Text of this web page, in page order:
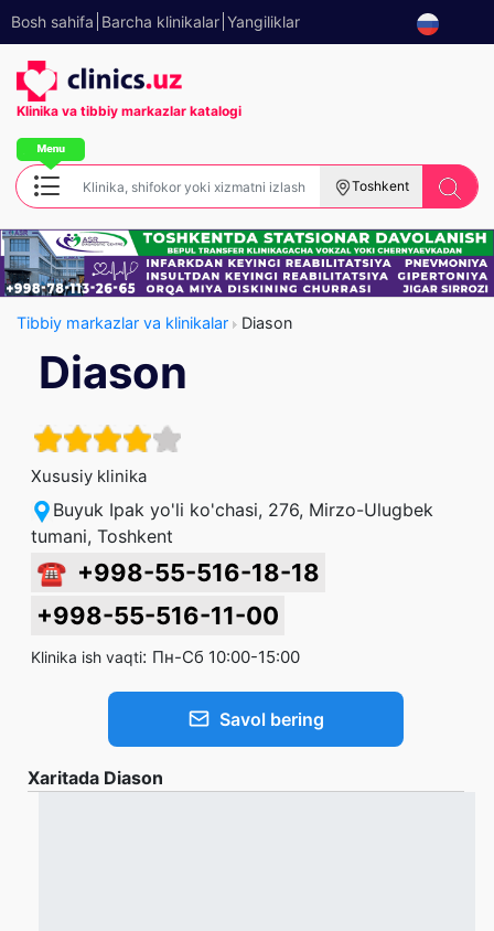
Bosh sahifa Barcha klinikalar Yangiliklar
Klinika va tibbiy markazlar katalogi
Toshkent
Tibbiy markazlar va klinikalar Diason
Diason
Xususiy klinika
Buyuk Ipak yo'li ko'chasi, 276, Mirzo-Ulugbek
tumani, Toshkent
☎ +998-55-516-18-18
+998-55-516-11-00
Klinika ish vaqti: Пн-Сб 10:00-15:00
Savol bering
Xaritada Diason